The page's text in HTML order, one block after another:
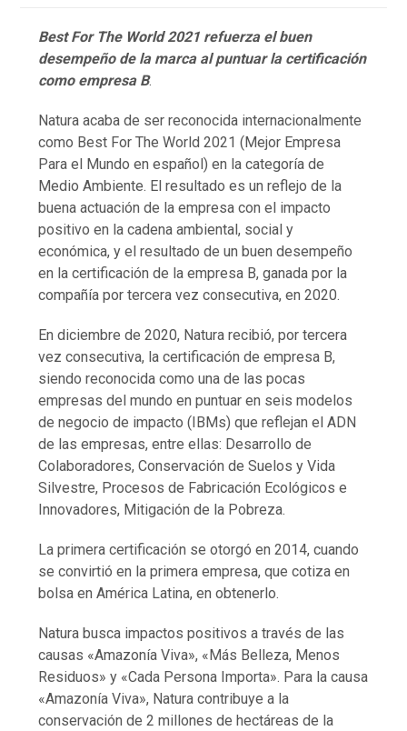
Best For The World 2021 refuerza el buen
desempeño de la marca al puntuar la certificación
como empresa B.
Natura acaba de ser reconocida internacionalmente
como Best For The World 2021 (Mejor Empresa
Para el Mundo en español) en la categoría de
Medio Ambiente. El resultado es un reflejo de la
buena actuación de la empresa con el impacto
positivo en la cadena ambiental, social y
económica, y el resultado de un buen desempeño
en la certificación de la empresa B, ganada por la
compañía por tercera vez consecutiva, en 2020.
En diciembre de 2020, Natura recibió, por tercera
vez consecutiva, la certificación de empresa B,
siendo reconocida como una de las pocas
empresas del mundo en puntuar en seis modelos
de negocio de impacto (IBMs) que reflejan el ADN
de las empresas, entre ellas: Desarrollo de
Colaboradores, Conservación de Suelos y Vida
Silvestre, Procesos de Fabricación Ecológicos e
Innovadores, Mitigación de la Pobreza.
La primera certificación se otorgó en 2014, cuando
se convirtió en la primera empresa, que cotiza en
bolsa en América Latina, en obtenerlo.
Natura busca impactos positivos a través de las
causas «Amazonía Viva», «Más Belleza, Menos
Residuos» y «Cada Persona Importa». Para la causa
«Amazonía Viva», Natura contribuye a la
conservación de 2 millones de hectáreas de la